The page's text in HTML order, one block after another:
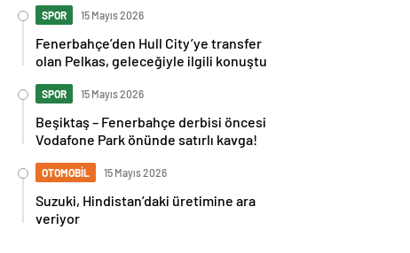
kardeşinden sert cevap
SPOR 15 Mayıs 2026
Fenerbahçe’den Hull City’ye transfer
olan Pelkas, geleceğiyle ilgili konuştu
SPOR 15 Mayıs 2026
Beşiktaş – Fenerbahçe derbisi öncesi
Vodafone Park önünde satırlı kavga!
OTOMOBİL 15 Mayıs 2026
Suzuki, Hindistan’daki üretimine ara
veriyor